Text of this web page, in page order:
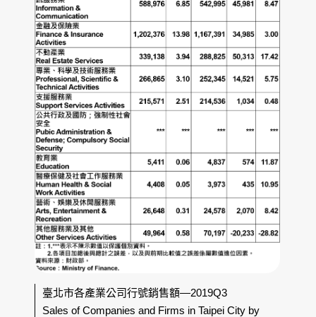
臺北市各產業公司行號銷售額—2019Q3
Sales of Companies and Firms in Taipei City by